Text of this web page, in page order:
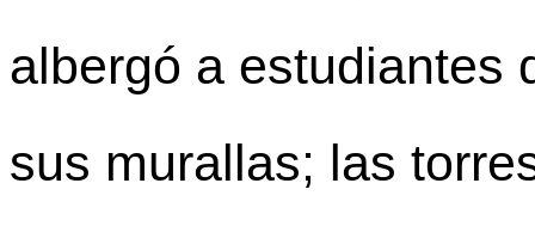
albergó a estudiantes
sus murallas; las